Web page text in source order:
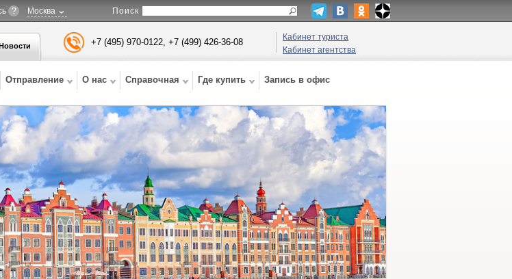
? Москва Поиск
Кабинет туриста
Кабинет агентства
+7 (495) 970-0122, +7 (499) 426-36-08
Отправление О нас Справочная Где купить Запись в офис